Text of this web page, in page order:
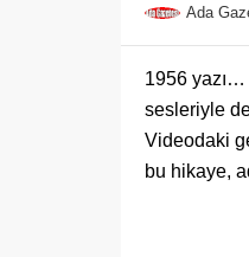
Ada
1956 yazı…
sesleriyle
Videodaki
bu hikaye,